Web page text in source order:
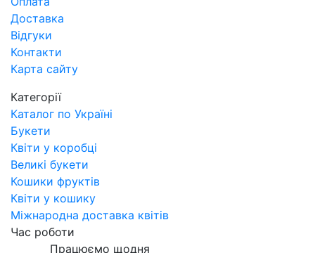
Доставка
Відгуки
Контакти
Карта сайту
Категорії
Каталог по Україні
Букети
Квіти у коробці
Великі букети
Кошики фруктів
Квіти у кошику
Міжнародна доставка квітів
Час роботи
Працюємо щодня